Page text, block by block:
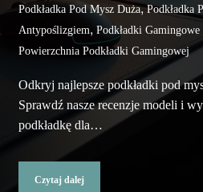
Podkładka Pod Mysz Duża,Podkładka
Antypoślizgiem, Podkładki
Powierzchnia Podkładki Gamingowej
Odkryj najlepsze podkładki pod
Sprawdź nasze recenzje modeli i
podkładkę dla…
Czytaj dalej